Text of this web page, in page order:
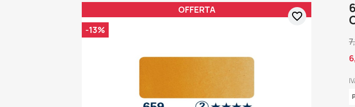
OFFERTA
-13%
favorite_border